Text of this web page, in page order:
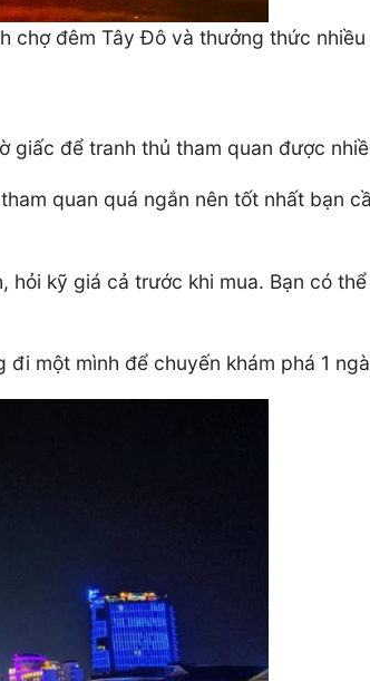
chợ đêm Tây Đô và thưởng thức
giấc để tranh thủ tham quan được
quan quá ngắn nên tốt nhất bạn
hỏi kỹ giá cả trước khi mua. Bạn có
một mình để chuyến khám phá 1